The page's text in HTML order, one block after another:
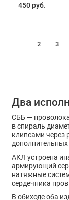
450 руб.
2 3
Два
СББ —
в спираль
клипсами
АКЛ устроена
армирующий
натяжные
сердечника
В обиходе оба